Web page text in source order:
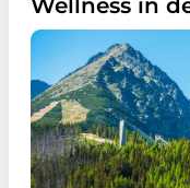
Wellness in